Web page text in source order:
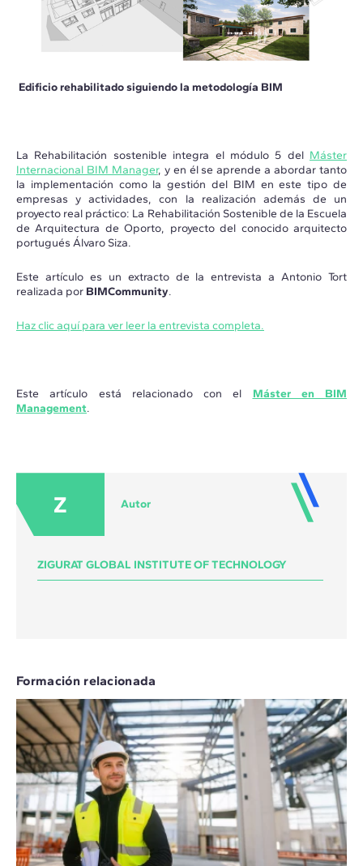
Edificio rehabilitado siguiendo la metodología BIM
La Rehabilitación sostenible integra el módulo 5 del Máster
Internacional BIM Manager, y en él se aprende a abordar tanto
la implementación como la gestión del BIM en este tipo de
empresas y actividades, con la realización además de un
proyecto real práctico: La Rehabilitación Sostenible de la Escuela
de Arquitectura de Oporto, proyecto del conocido arquitecto
portugués Álvaro Siza.
Este artículo es un extracto de la entrevista a Antonio Tort
realizada por BIMCommunity.
Haz clic aquí para ver leer la entrevista completa.
Este artículo está relacionado con el Máster en BIM
Management.
Z Autor
ZIGURAT GLOBAL INSTITUTE OF TECHNOLOGY
Formación relacionada